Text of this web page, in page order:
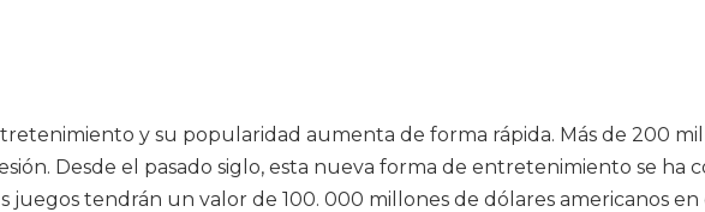
y su popularidad aumenta de forma rápida. Más de 200
Desde el pasado siglo, esta nueva forma de entretenimiento se ha
tendrán un valor de 100. 000 millones de dólares americanos en